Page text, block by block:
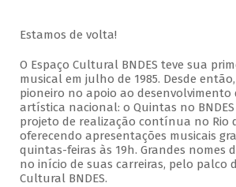
Estamos de volta!
O Espaço Cultural BNDES teve sua
musical em julho de 1985. Desde
pioneiro no apoio ao desenvolvimento
artística nacional: o Quintas no
projeto de realização contínua no Rio
oferecendo apresentações musicais
quintas-feiras às 19h. Grandes nomes
no início de suas carreiras, pelo palco
Cultural BNDES.